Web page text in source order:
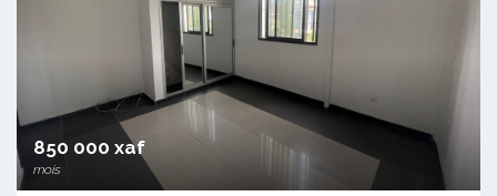
850 000 xaf
mois